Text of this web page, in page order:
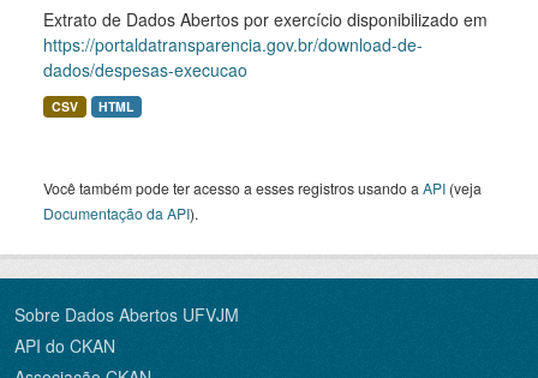
Extrato de Dados Abertos por exercício disponibilizado em
https://portaldatransparencia.gov.br/download-de-
dados/despesas-execucao
CSV HTML
Você também pode ter acesso a esses registros usando a API (veja
Documentação da API).
Sobre Dados Abertos UFVJM
API do CKAN